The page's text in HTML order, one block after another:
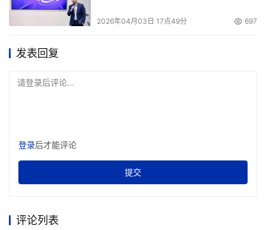
9.磁带库的分类
从应用的角度，磁带库大体上可以分为两类：大型机自
后者大多使用开放式磁带机，也有为了提高整体磁带库性能
2026年04月03日 17点49分 697
发表回复
请登录后评论...
登录后才能评论
提交
评论列表